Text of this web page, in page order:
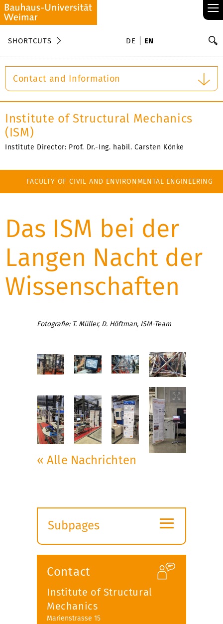
≡
SHORTCUTS DE EN
Contact and Information
Institute of Structural Mechanics
(ISM)
Institute Director: Prof. Dr.-Ing. habil. Carsten Könke
FACULTY OF CIVIL AND ENVIRONMENTAL ENGINEERING
Das ISM bei der
Langen Nacht der
Wissenschaften
Fotografie: T. Müller, D. Höftman, ISM-Team
« Alle Nachrichten
Subpages
submenu
≡
Contact
Institute of Structural
Mechanics
Marienstrasse 15